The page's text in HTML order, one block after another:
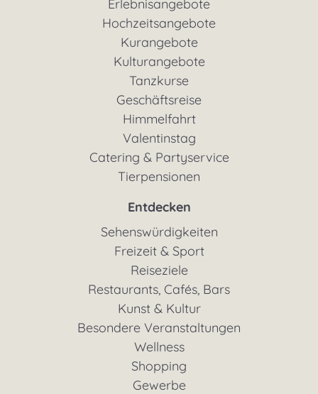
Erlebnisangebote
Hochzeitsangebote
Kurangebote
Kulturangebote
Tanzkurse
Geschäftsreise
Himmelfahrt
Valentinstag
Catering & Partyservice
Tierpensionen
Entdecken
Sehenswürdigkeiten
Freizeit & Sport
Reiseziele
Restaurants, Cafés, Bars
Kunst & Kultur
Besondere Veranstaltungen
Wellness
Shopping
Gewerbe